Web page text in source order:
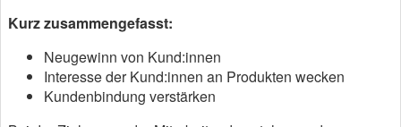
Kurz zusammengefasst:
Neugewinn von Kund:innen
Interesse der Kund:innen an Produkten wecken
Kundenbindung verstärken